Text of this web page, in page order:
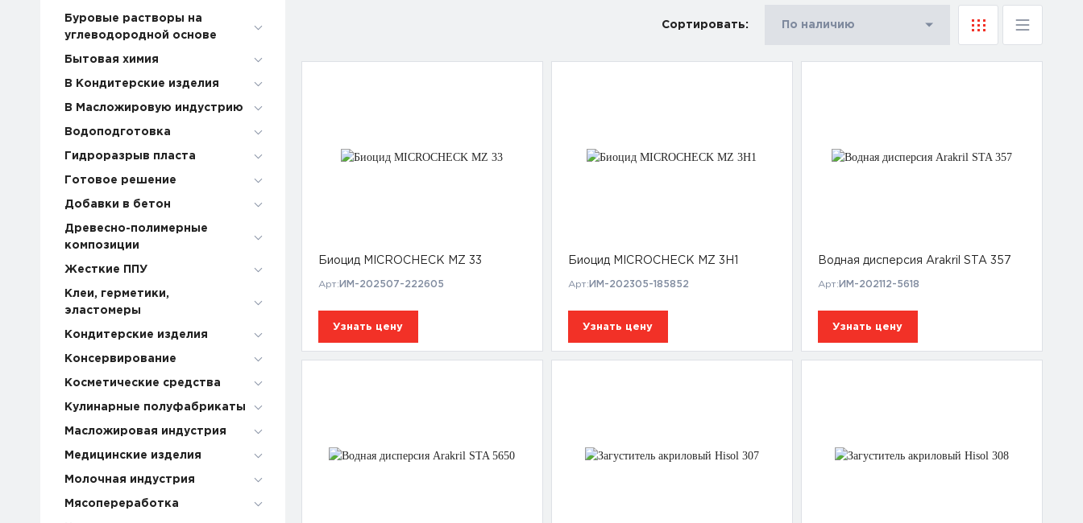
Буровые растворы на
углеводородной основе
Бытовая химия
В Кондитерские изделия
В Масложировую индустрию
Водоподготовка
Гидроразрыв пласта
Готовое решение
Добавки в бетон
Древесно-полимерные
композиции
Жесткие ППУ
Клеи, герметики,
эластомеры
Кондитерские изделия
Консервирование
Косметические средства
Кулинарные полуфабрикаты
Масложировая индустрия
Медицинские изделия
Молочная индустрия
Мясопереработка
Сортировать: По наличию
Биоцид MICROCHECK MZ 33
Арт: ИМ-202507-222605
Узнать цену
Биоцид MICROCHECK MZ 3H1
Арт: ИМ-202305-185852
Узнать цену
Водная дисперсия Arakril STA 357
Арт: ИМ-202112-5618
Узнать цену